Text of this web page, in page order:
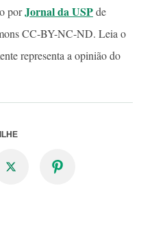
porJornal da USPde
CC-BY-NC-ND. Leia o
representa a opinião do